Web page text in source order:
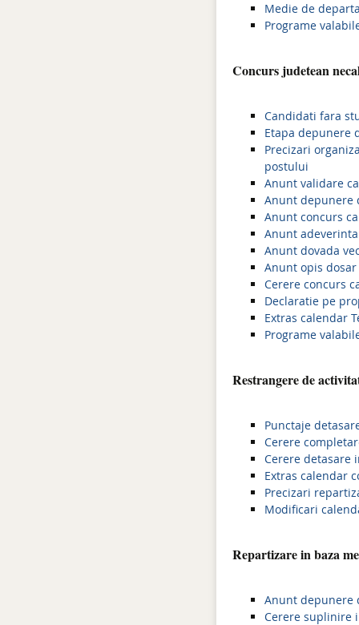
Medie de
Programe
Concurs judetean
Candidati fara
Etapa depunere
Precizari
postului
Anunt validare
Anunt depunere
Anunt concurs
Anunt
Anunt dovada
Anunt opis
Cerere concurs
Declaratie pe
Extras calendar
Programe
Restrangere de
Punctaje
Cerere
Cerere detasare
Extras calendar
Precizari
Modificari
Repartizare in baza
Anunt depunere
Cerere suplinire